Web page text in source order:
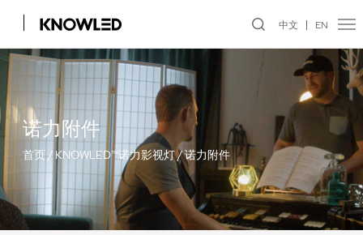
中文 EN
诺力附件
首页/ KNOWLED™诺力影视灯/诺力附件